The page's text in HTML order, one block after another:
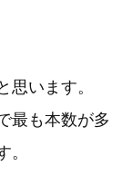
思います。
最も本数が多
。